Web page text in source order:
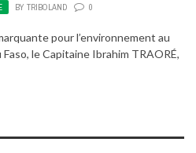
BY TRIBOLAND 0
pour l’environnement au
le Capitaine Ibrahim TRAORÉ,